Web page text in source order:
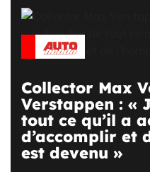
Collector Max
Verstappen : «
tout ce qu’il a
d’accomplir et
est devenu »